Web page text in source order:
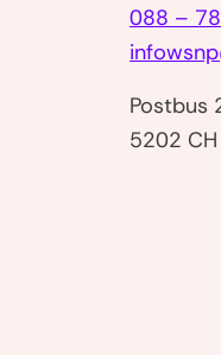
088 –
Postbus
5202